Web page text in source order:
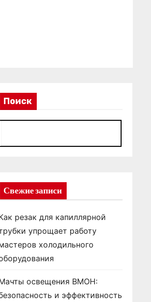
Поиск
Свежие записи
резак для капиллярной
упрощает работу
холодильного
освещения ВМОН:
и эффективность